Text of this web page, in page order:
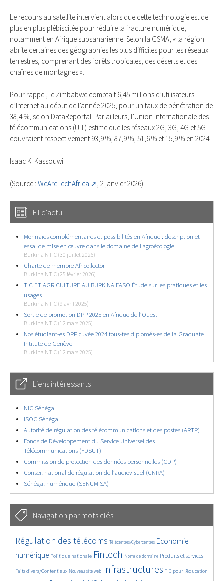
Le recours au satellite intervient alors que cette technologie est de
plus en plus plébiscitée pour réduire la fracture numérique,
notamment en Afrique subsaharienne. Selon la GSMA, « la région
abrite certaines des géographies les plus difficiles pour les réseaux
terrestres, comprenant des forêts tropicales, des déserts et des
chaînes de montagnes ».
Pour rappel, le Zimbabwe comptait 6,45 millions d’utilisateurs
d’Internet au début de l’année 2025, pour un taux de pénétration de
38,4 %, selon DataReportal. Par ailleurs, l’Union internationale des
télécommunications (UIT) estime que les réseaux 2G, 3G, 4G et 5G
couvraient respectivement 93,9 %, 87,9 %, 51,6 % et 15,9 % en 2024.
Isaac K. Kassouwi
(Source : WeAreTechAfrica , 2 janvier 2026)
Fil d'actu
Monnaies complémentaires et possibilités en Afrique : description et
essai de mise en œuvre dans le domaine de l’agroécologie
Burkina NTIC (30 juillet 2026)
Charte de membre Africollector
Burkina NTIC (25 février 2026)
TIC ET AGRICULTURE AU BURKINA FASO Étude sur les pratiques et les
usages
Burkina NTIC (9 avril 2025)
Sortie de promotion DPP 2025 en Afrique de l’Ouest
Burkina NTIC (12 mars 2025)
Nos étudiant-es DPP cuvée 2024 tous-tes diplomés-es de la Graduate
Intitute de Genève
Burkina NTIC (12 mars 2025)
Liens intéressants
NIC Sénégal
ISOC Sénégal
Autorité de régulation des télécommunications et des postes (ARTP)
Fonds de Développement du Service Universel des
Télécommunications (FDSUT)
Commission de protection des données personnelles (CDP)
Conseil national de régulation de l’audiovisuel (CNRA)
Sénégal numérique (SENUM SA)
Navigation par mots clés
4661/5766
Régulation des télécoms
364/5766 Télécentres/Cybercentres
3795/5766
Economie
numérique
1879/5766 Politique nationale
5212/5766 Fintech
690/5766 Noms de domaine
2491/5766 Produits et services
1623/5766
Faits divers/Contentieux Nouveau site web Infrastructures TIC pour l’éducation